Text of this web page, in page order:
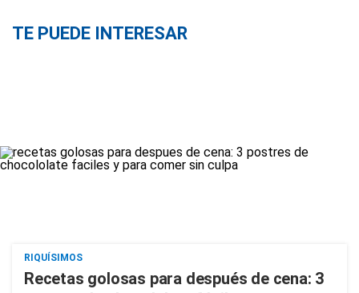
TE PUEDE INTERESAR
RIQUÍSIMOS
Recetas golosas para después de cena: 3